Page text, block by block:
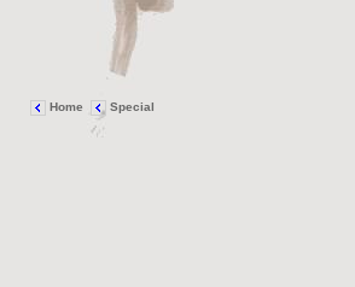
Home Special